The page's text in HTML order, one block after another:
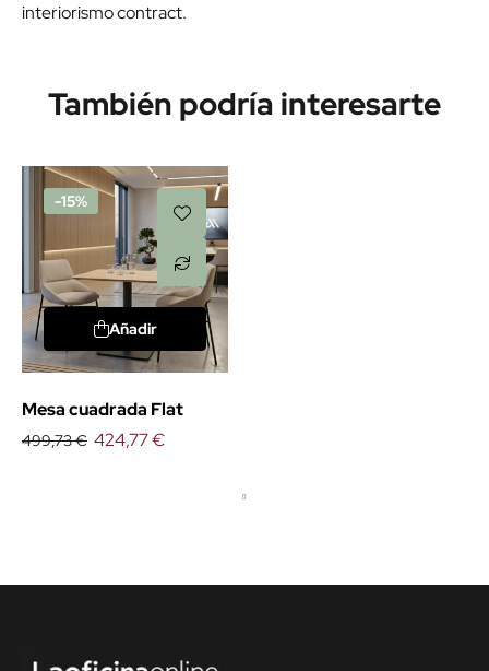
interiorismo contract.
También podría interesarte
-15%
Añadir
Mesa cuadrada Flat
499,73 € 424,77 €